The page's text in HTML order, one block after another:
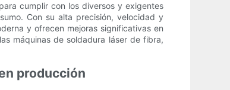
cumplir con los diversos y exigentes
Con su alta precisión, velocidad y
y ofrecen mejoras significativas en
máquinas de soldadura láser de fibra,
producción